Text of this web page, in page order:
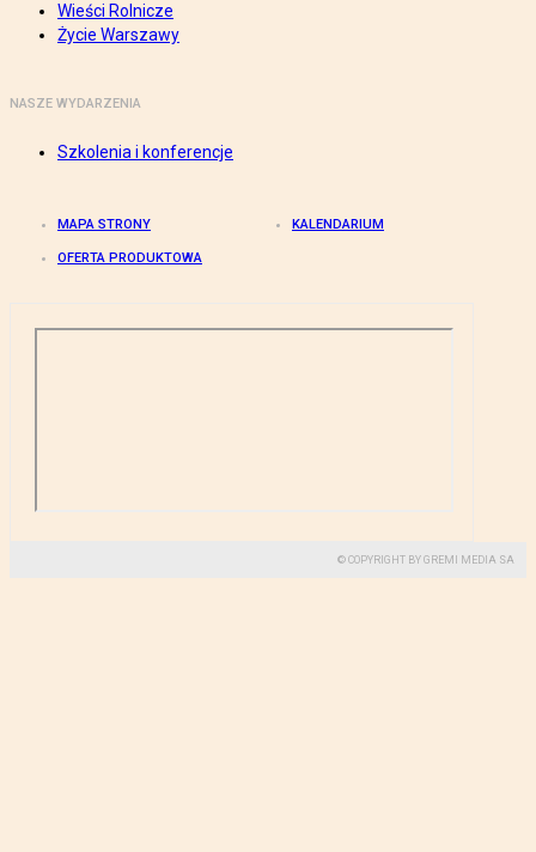
Wieści Rolnicze
Życie Warszawy
NASZE WYDARZENIA
Szkolenia i konferencje
MAPA STRONY KALENDARIUM
OFERTA PRODUKTOWA
© COPYRIGHT BY GREMI MEDIA SA